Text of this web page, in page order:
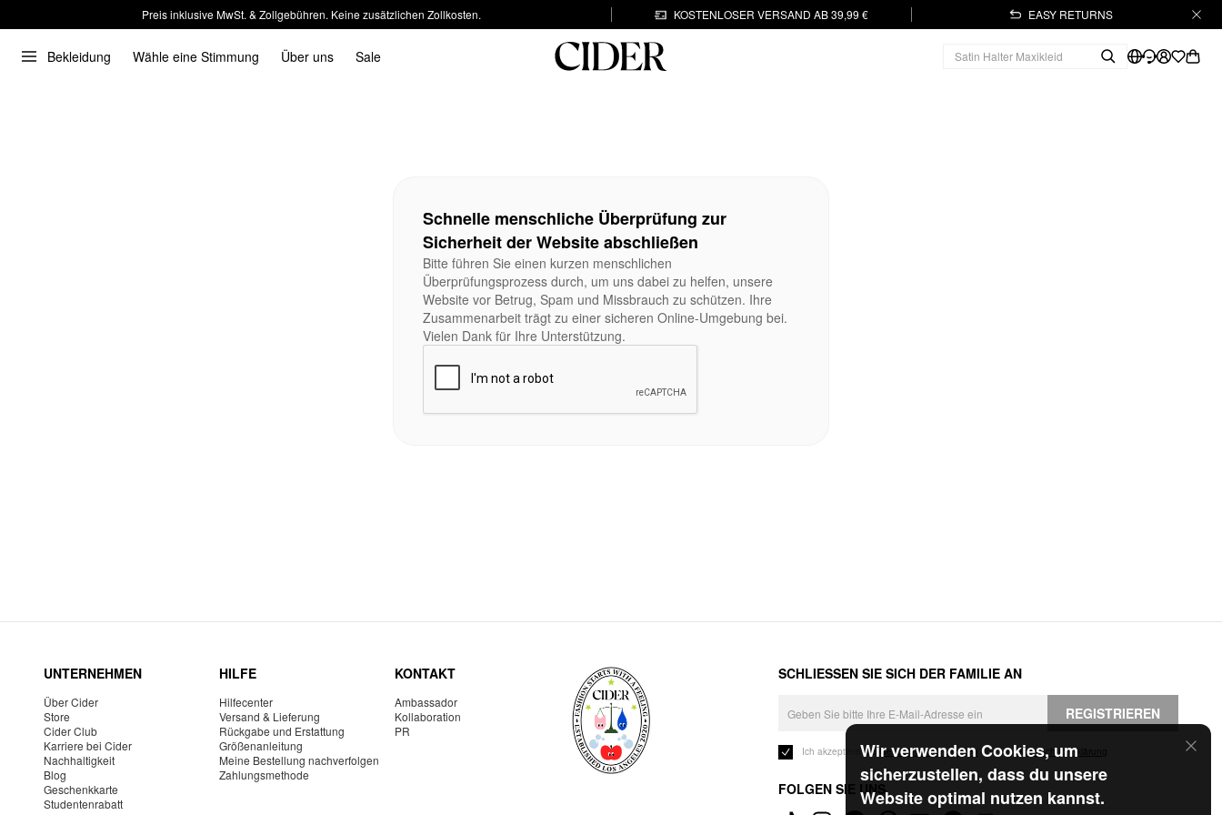
Preis inklusive MwSt. & Zollgebühren. Keine zusätzlichen Zollkosten. KOSTENLOSER VERSAND AB 39,99 € EASY RETURNS
Bekleidung Wähle eine Stimmung Über uns Sale
Wir verwenden Cookies, um
sicherzustellen, dass du unsere
Website optimal nutzen kannst.
Schnelle menschliche Überprüfung zur
Sicherheit der Website abschließen
Bitte führen Sie einen kurzen menschlichen
Überprüfungsprozess durch, um uns dabei zu helfen, unsere
Website vor Betrug, Spam und Missbrauch zu schützen. Ihre
Zusammenarbeit trägt zu einer sicheren Online-Umgebung bei.
Vielen Dank für Ihre Unterstützung.
UNTERNEHMEN
Über Cider
Store
Cider Club
Karriere bei Cider
Nachhaltigkeit
Blog
Geschenkkarte
Studentenrabatt
HILFE
Hilfecenter
Versand & Lieferung
Rückgabe und Erstattung
Größenanleitung
Meine Bestellung nachverfolgen
Zahlungsmethode
KONTAKT
Ambassador
Kollaboration
PR
SCHLIESSEN SIE SICH DER FAMILIE AN
REGISTRIEREN
Ich akzeptiere dieGeschäftsbedingungen und die Datenschutzerklärung
FOLGEN SIE UNS